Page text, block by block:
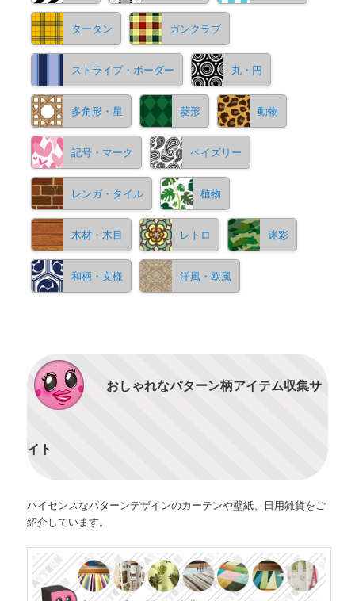
タータン ガンクラブ
ストライプ・ボーダー 丸・円
多角形・星 菱形 動物
記号・マーク ペイズリー
レンガ・タイル 植物
木材・木目 レトロ 迷彩
和柄・文様 洋風・欧風
おしゃれなパターン柄アイテム収集サ
イト
ハイセンスなパターンデザインのカーテンや壁紙、日用雑貨をご
紹介しています。